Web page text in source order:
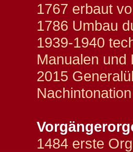
1767 erbaut
1786 Umbau
1939-1940
Manualen und
2015
1484 erste